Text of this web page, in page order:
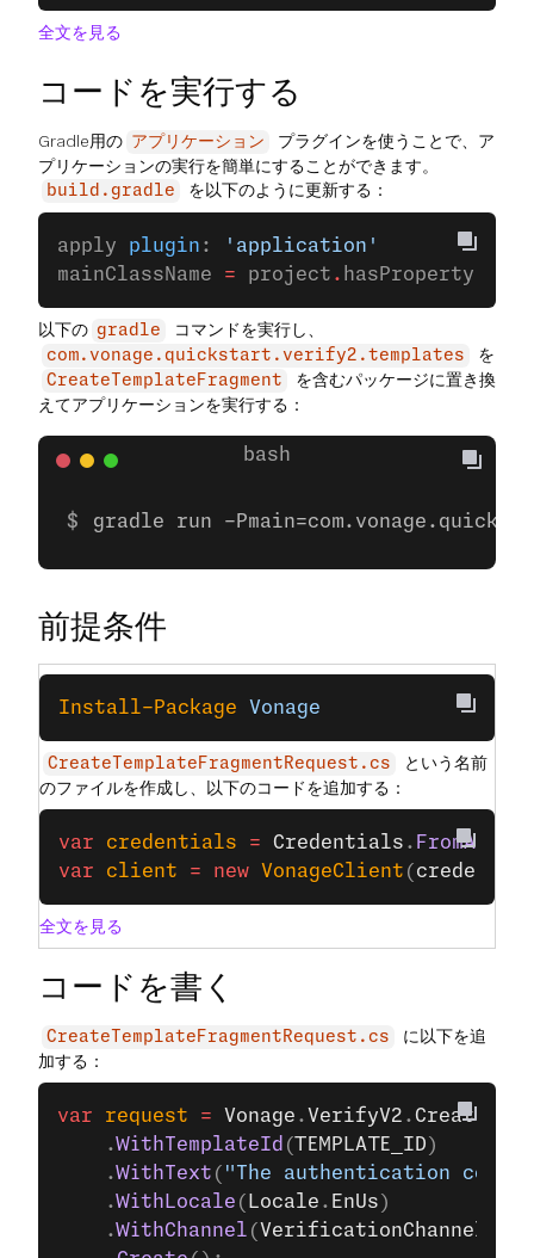
全文を見る
コードを実行する
Gradle用の アプリケーション
プラグインを使うことで、ア
プリケーションの実行を簡単にすることができます。
build.gradle を以下のように更新する：
apply plugin :
'application'
mainClassName = project . hasProperty(
以下の gradle コマンドを実行し、
com.vonage.quickstart.verify2.templates を
CreateTemplateFragment
を含むパッケージに置き換
えてアプリケーションを実行する：
gradle run -
前提条件
Install-Package Vonage
CreateTemplateFragmentRequest.cs
という名前
のファイルを作成し、以下のコードを追加する：
var credentials = Credentials .
var client = new VonageClient (
全文を見る
コードを書く
CreateTemplateFragmentRequest.cs
に以下を追
加する：
var request = Vonage . VerifyV2 .
    .
WithTemplateId (TEMPLATE_ID )
    .
WithText ( "The authentication
    .
WithLocale ( Locale . EnUs )
    .
WithChannel ( VerificationChannel